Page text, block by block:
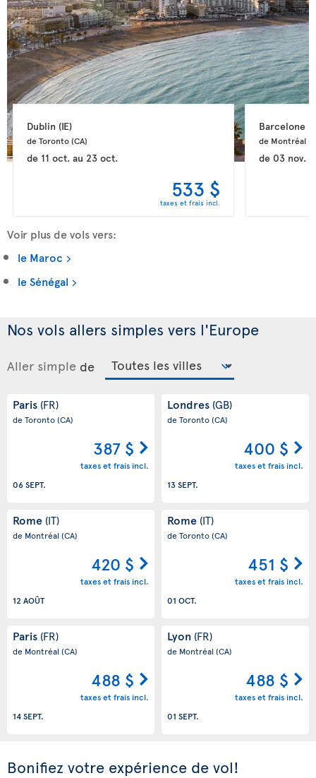
Dublin (IE)
de Toronto (CA)
de 11 oct.au 23 oct.
533 $
taxes et frais incl.
Barcelone
de Montréal
de 03 nov.
Voir plus de vols vers:
le Maroc
le Sénégal
Nos vols allers simples vers l'Europe
Aller simple de
Paris (FR)
de Toronto(CA)
387 $
taxes et frais incl.
06 SEPT.
Londres (GB)
de Toronto(CA)
400 $
taxes et frais incl.
13 SEPT.
Rome (IT)
de Montréal(CA)
420 $
taxes et frais incl.
12 AOÛT
Rome (IT)
de Toronto(CA)
451 $
taxes et frais incl.
01 OCT.
Paris (FR)
de Montréal(CA)
488 $
taxes et frais incl.
14 SEPT.
Lyon (FR)
de Montréal(CA)
488 $
taxes et frais incl.
01 SEPT.
Bonifiez votre expérience de vol!